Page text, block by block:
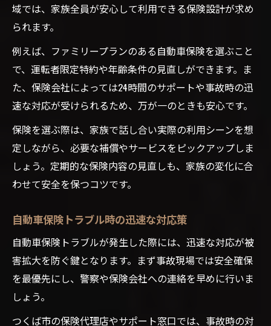
域では、家族全員が安心して利用できる保険設計が求め
られます。
例えば、ファミリープランのある自動車保険を選ぶこと
で、運転者限定特約や年齢条件の見直しができます。ま
た、保険会社によっては24時間のサポートや事故時の迅
速な対応が受けられるため、万が一のときも安心です。
保険を選ぶ際は、家族で話し合い実際の利用シーンを想
定しながら、必要な補償やサービスをピックアップしま
しょう。定期的な保険内容の見直しも、家族の変化に合
わせて安全を保つコツです。
自動車保険トラブル時の迅速な対応策
自動車保険トラブルが発生した際には、迅速な対応が被
害拡大を防ぐ鍵となります。まず事故現場では安全確保
を最優先にし、警察や保険会社への連絡を早めに行いま
しょう。
つくば市の保険代理店やサポート窓口では、事故時の対